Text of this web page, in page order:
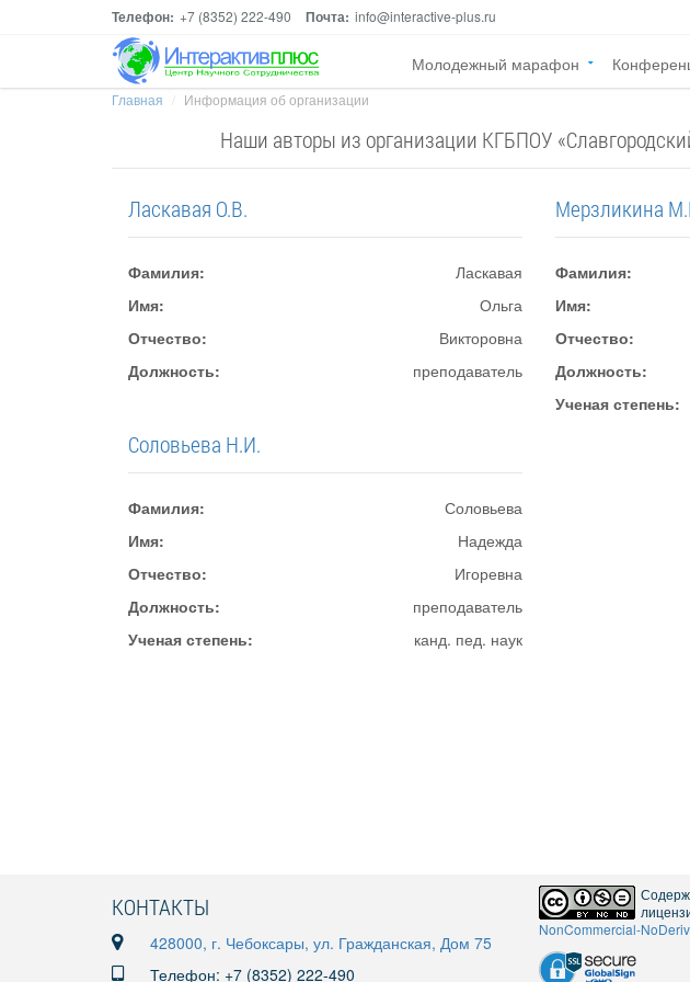
Телефон: +7 (8352) 222-490 Почта: info@interactive-plus.ru
Молодежный марафон
Главная Информация об организации
Наши авторы из организации КГБПОУ
Ласкавая О.В.
Фамилия:
Ласкавая
Имя:
Ольга
Отчество:
Викторовна
Должность:
преподаватель
Мерзликина
Фамилия:
Имя:
Отчество:
Должность:
Ученая степень:
Соловьева Н.И.
Фамилия:
Соловьева
Имя:
Надежда
Отчество:
Игоревна
Должность:
преподаватель
Ученая степень:
канд. пед. наук
КОНТАКТЫ
428000, г. Чебоксары, ул. Гражданская, Дом 75
Телефон: +7 (8352) 222-490
NonCommercial-